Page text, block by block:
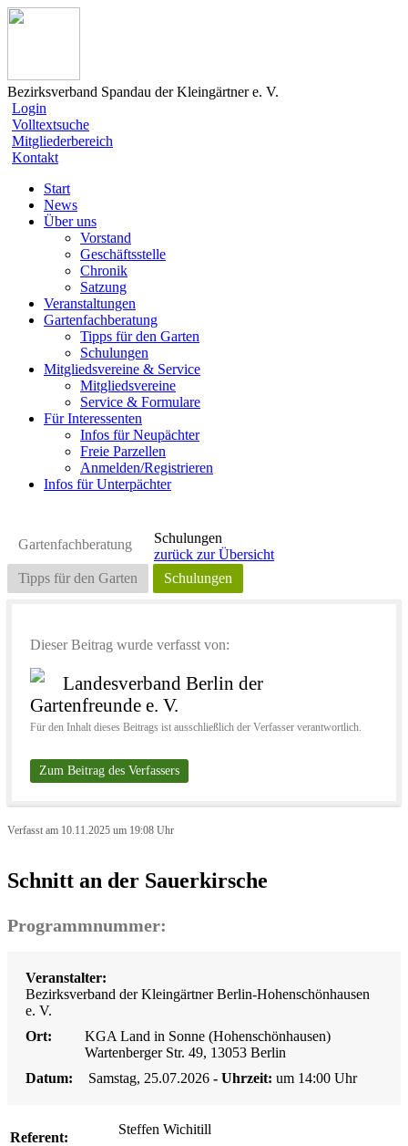
Bezirksverband Spandau der Kleingärtner e. V.
Login
Volltextsuche
Mitgliederbereich
Kontakt
Start
News
Über uns
Vorstand
Geschäftsstelle
Chronik
Satzung
Veranstaltungen
Gartenfachberatung
Tipps für den Garten
Schulungen
Mitgliedsvereine & Service
Mitgliedsvereine
Service & Formulare
Für Interessenten
Infos für Neupächter
Freie Parzellen
Anmelden/Registrieren
Infos für Unterpächter
Gartenfachberatung
Tipps für den Garten Schulungen
Schulungen
zurück zur Übersicht
Dieser Beitrag wurde verfasst von:
Landesverband Berlin der
Gartenfreunde e. V.
Für den Inhalt dieses Beitrags ist ausschließlich der Verfasser verantwortlich.
Zum Beitrag des Verfassers
Verfasst am 10.11.2025 um 19:08 Uhr
Schnitt an der Sauerkirsche
Programmnummer:
Veranstalter:
Bezirksverband der Kleingärtner Berlin-Hohenschönhausen
e. V.
Ort:
KGA Land in Sonne (Hohenschönhausen)
Wartenberger Str. 49, 13053 Berlin
Datum:
Samstag, 25.07.2026 - Uhrzeit: um 14:00 Uhr
Referent:
Steffen Wichitill